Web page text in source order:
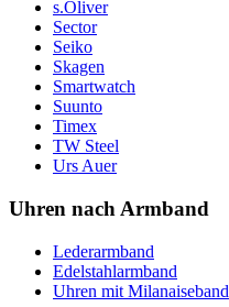
s.Oliver
Sector
Seiko
Skagen
Smartwatch
Suunto
Timex
TW Steel
Urs Auer
Uhren nach Armband
Lederarmband
Edelstahlarmband
Uhren mit Milanaiseband